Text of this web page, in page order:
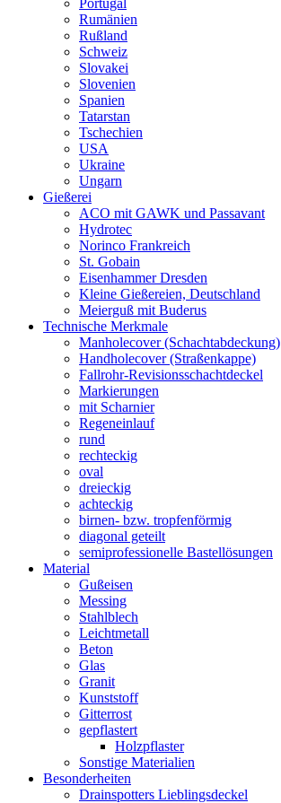
Rumänien
Rußland
Schweiz
Slovakei
Slovenien
Spanien
Tatarstan
Tschechien
USA
Ukraine
Ungarn
Gießerei
ACO mit GAWK und Passavant
Hydrotec
Norinco Frankreich
St. Gobain
Eisenhammer Dresden
Kleine Gießereien, Deutschland
Meierguß mit Buderus
Technische Merkmale
Manholecover (Schachtabdeckung)
Handholecover (Straßenkappe)
Fallrohr-Revisionsschachtdeckel
Markierungen
mit Scharnier
Regeneinlauf
rund
rechteckig
oval
dreieckig
achteckig
birnen- bzw. tropfenförmig
diagonal geteilt
semiprofessionelle Bastellösungen
Material
Gußeisen
Messing
Stahlblech
Leichtmetall
Beton
Glas
Granit
Kunststoff
Gitterrost
gepflastert
Holzpflaster
Sonstige Materialien
Besonderheiten
Drainspotters Lieblingsdeckel